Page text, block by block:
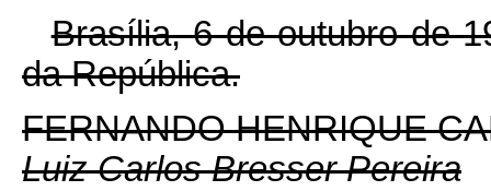
Brasília, 6 de outubro de
da República.
FERNANDO HENRIQUE
Luiz Carlos Bresser Pereira